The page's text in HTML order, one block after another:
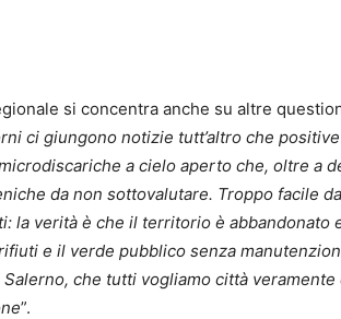
si concentra anche su altre
ci giungono notizie tutt’altro che
a cielo aperto che, oltre a
da non sottovalutare. Troppo facile
la verità è che il territorio è abbandonato
e il verde pubblico senza
che tutti vogliamo città
”.